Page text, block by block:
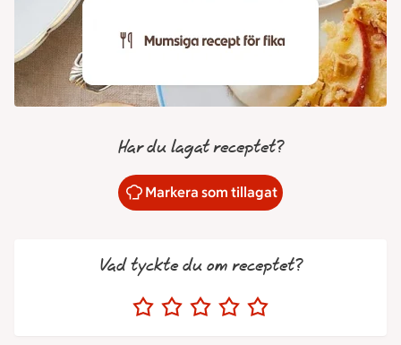
Har du lagat receptet?
Markera som tillagat
Vad tyckte du om receptet?